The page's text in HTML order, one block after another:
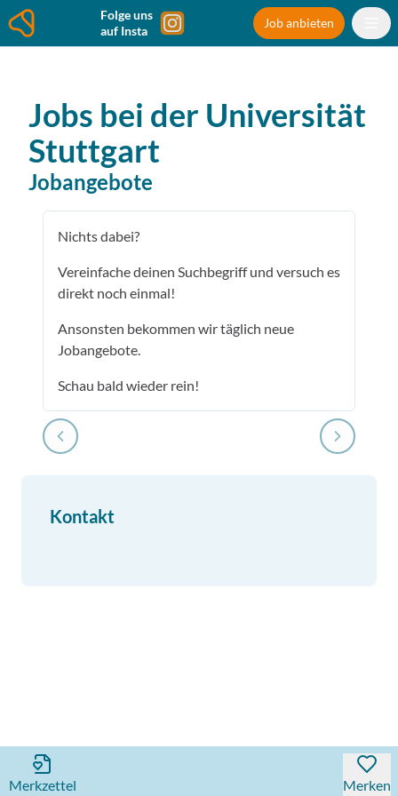
Folge uns
auf Insta
Job anbieten
Jobs bei der Universität
Stuttgart
Jobangebote
Nichts dabei?
Vereinfache deinen Suchbegriff und versuch es
direkt noch einmal!
Ansonsten bekommen wir täglich neue
Jobangebote.
Schau bald wieder rein!
Kontakt
Merkzettel Merken